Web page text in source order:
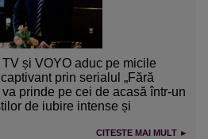
și VOYO aduc pe micile
prin serialul „Fără
prinde pe cei de acasă într-un
de iubire intense și
CITESTE MAI MULT ►